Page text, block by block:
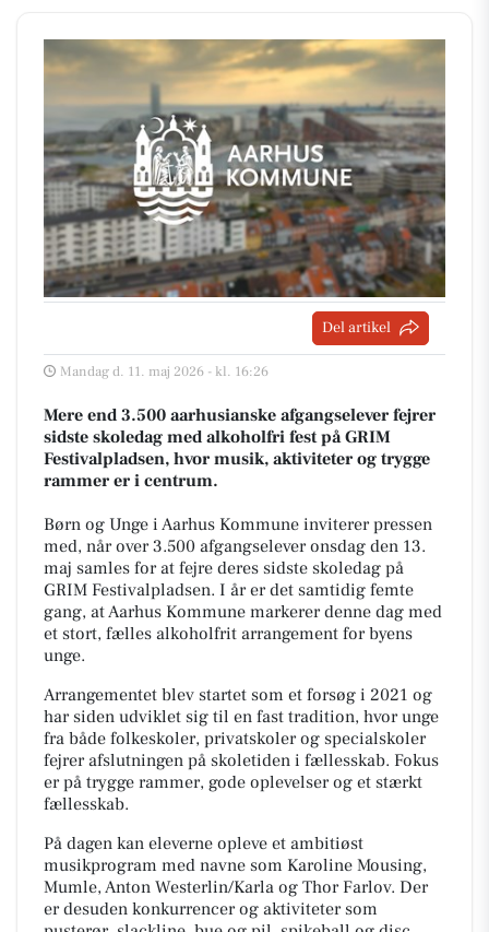
Del artikel
Mandag d. 11. maj 2026 - kl. 16:26
Mere end 3.500 aarhusianske afgangselever fejrer
sidste skoledag med alkoholfri fest på GRIM
Festivalpladsen, hvor musik, aktiviteter og trygge
rammer er i centrum.
Børn og Unge i Aarhus Kommune inviterer pressen
med, når over 3.500 afgangselever onsdag den 13.
maj samles for at fejre deres sidste skoledag på
GRIM Festivalpladsen. I år er det samtidig femte
gang, at Aarhus Kommune markerer denne dag med
et stort, fælles alkoholfrit arrangement for byens
unge.
Arrangementet blev startet som et forsøg i 2021 og
har siden udviklet sig til en fast tradition, hvor unge
fra både folkeskoler, privatskoler og specialskoler
fejrer afslutningen på skoletiden i fællesskab. Fokus
er på trygge rammer, gode oplevelser og et stærkt
fællesskab.
På dagen kan eleverne opleve et ambitiøst
musikprogram med navne som Karoline Mousing,
Mumle, Anton Westerlin/Karla og Thor Farlov. Der
er desuden konkurrencer og aktiviteter som